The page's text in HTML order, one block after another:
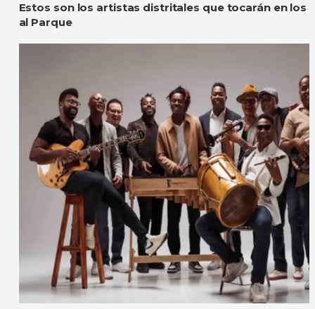
Estos son los artistas distritales que tocarán en los
al Parque